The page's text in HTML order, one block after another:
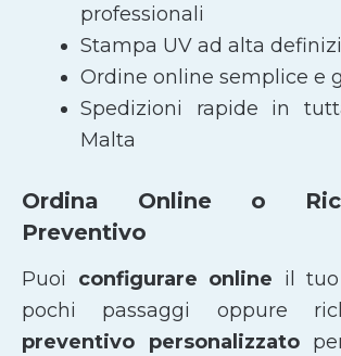
professionali
Stampa UV ad alta
Ordine online semplice e
Spedizioni rapide in
Malta
Ordina Online o
Preventivo
Puoi configurare online il
pochi passaggi oppure
preventivo personalizzatoper